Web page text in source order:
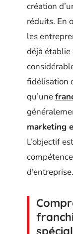
création
réduits. En
les
déjà établie
fidélisation
qu’une
marketing
L’objectif
d’entreprise.